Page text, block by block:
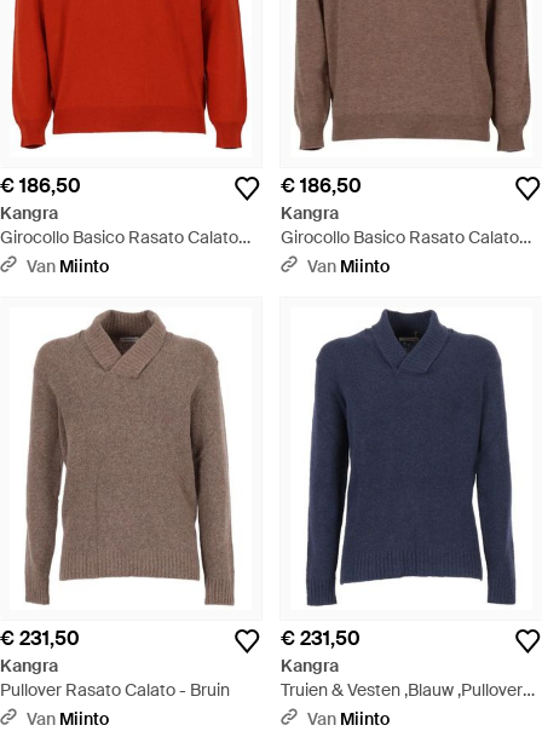
€ 186,50
Kangra
Girocollo Basico Rasato Calato
C/Toppe Alcantara - Rood
Van Miinto
€ 186,50
Kangra
Girocollo Basico Rasato Calato
C/Toppe Alcantara - Bruin
Van Miinto
€ 231,50
Kangra
Pullover Rasato Calato - Bruin
Van Miinto
€ 231,50
Kangra
Truien & Vesten ,Blauw ,Pullover
Rasato Calato - Blauw
Van Miinto